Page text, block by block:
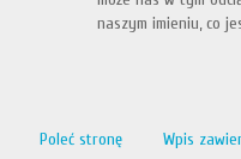
naszym imieniu, co
Poleć stronę Wpis